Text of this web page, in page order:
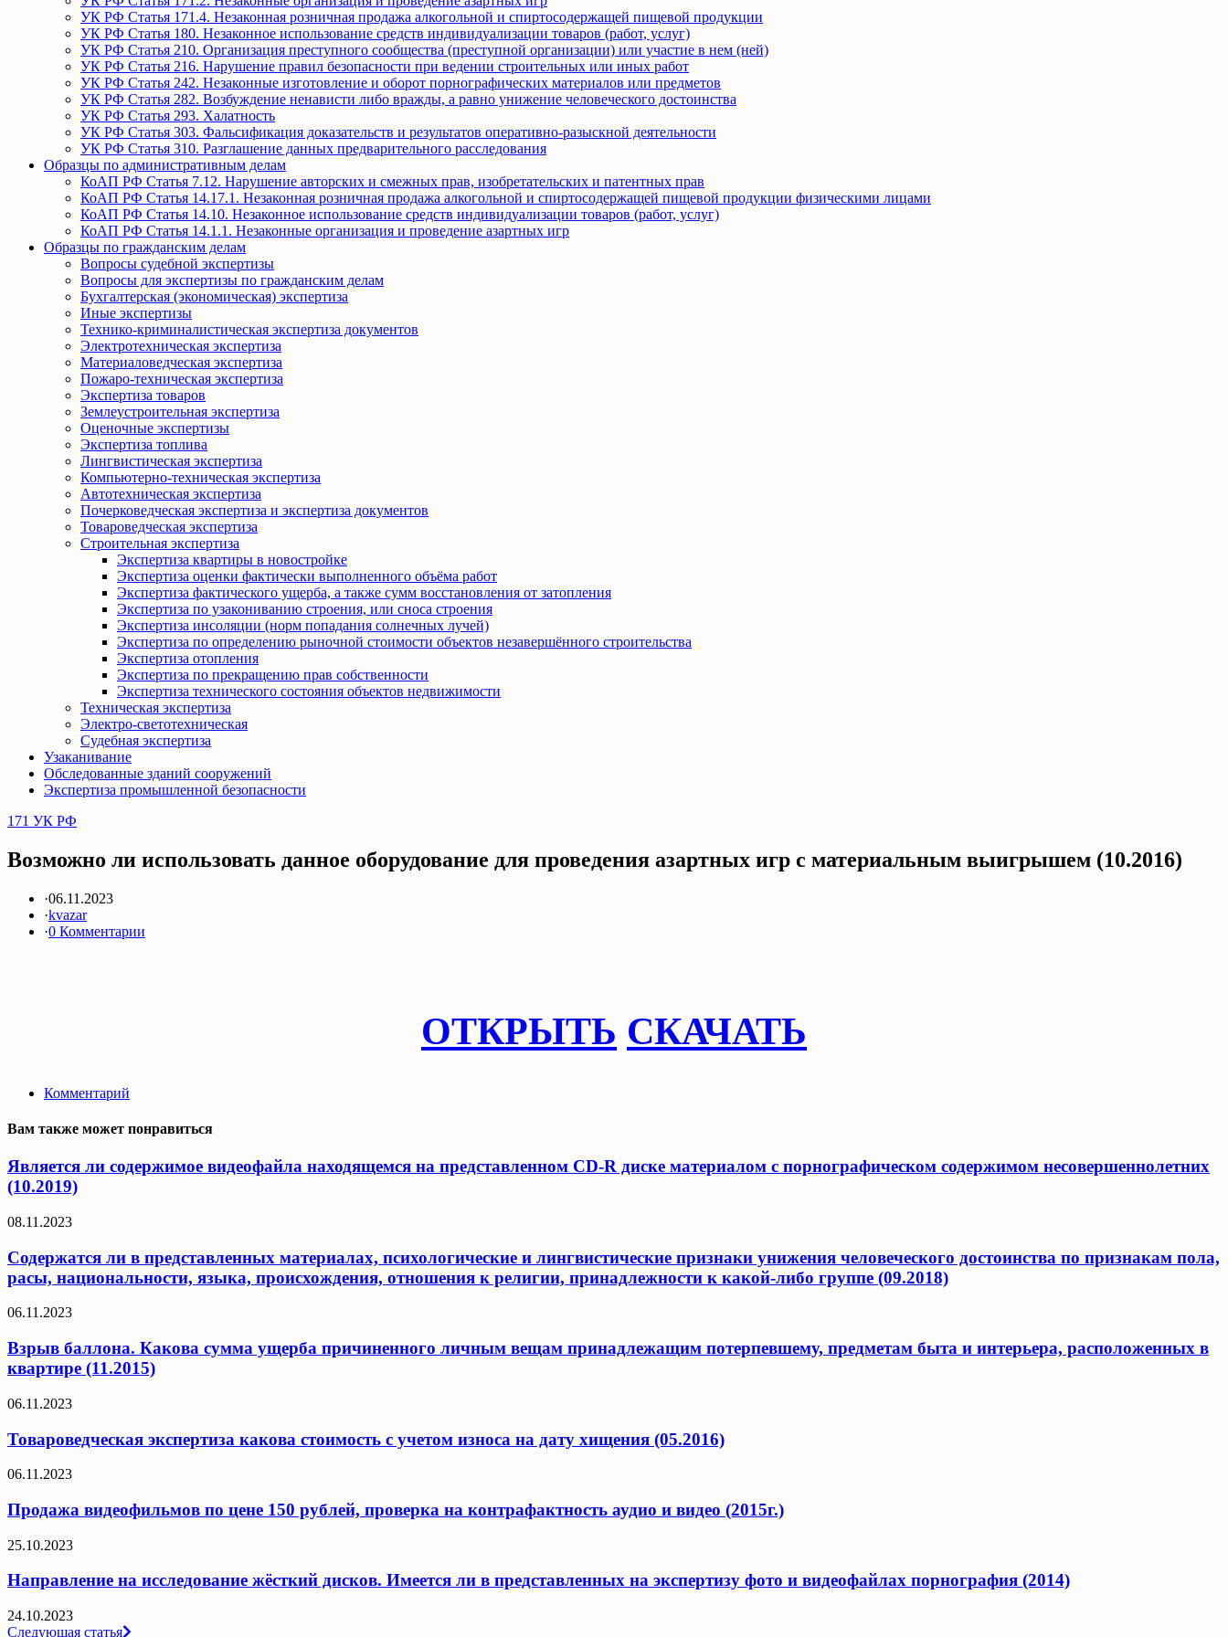
УК РФ Статья 171.4. Незаконная розничная продажа алкогольной и спиртосодержащей пищевой продукции
УК РФ Статья 180. Незаконное использование средств индивидуализации товаров (работ, услуг)
УК РФ Статья 210. Организация преступного сообщества (преступной организации) или участие в нем (ней)
УК РФ Статья 216. Нарушение правил безопасности при ведении строительных или иных работ
УК РФ Статья 242. Незаконные изготовление и оборот порнографических материалов или предметов
УК РФ Статья 282. Возбуждение ненависти либо вражды, а равно унижение человеческого достоинства
УК РФ Статья 293. Халатность
УК РФ Статья 303. Фальсификация доказательств и результатов оперативно-разыскной деятельности
УК РФ Статья 310. Разглашение данных предварительного расследования
Образцы по административным делам
КоАП РФ Статья 7.12. Нарушение авторских и смежных прав, изобретательских и патентных прав
КоАП РФ Статья 14.17.1. Незаконная розничная продажа алкогольной и спиртосодержащей пищевой продукции физическими лицами
КоАП РФ Статья 14.10. Незаконное использование средств индивидуализации товаров (работ, услуг)
КоАП РФ Статья 14.1.1. Незаконные организация и проведение азартных игр
Образцы по гражданским делам
Вопросы судебной экспертизы
Вопросы для экспертизы по гражданским делам
Бухгалтерская (экономическая) экспертиза
Иные экспертизы
Технико-криминалистическая экспертиза документов
Электротехническая экспертиза
Материаловедческая экспертиза
Пожаро-техническая экспертиза
Экспертиза товаров
Землеустроительная экспертиза
Оценочные экспертизы
Экспертиза топлива
Лингвистическая экспертиза
Компьютерно-техническая экспертиза
Автотехническая экспертиза
Почерковедческая экспертиза и экспертиза документов
Товароведческая экспертиза
Строительная экспертиза
Экспертиза квартиры в новостройке
Экспертиза оценки фактически выполненного объёма работ
Экспертиза фактического ущерба, а также сумм восстановления от затопления
Экспертиза по узакониванию строения, или сноса строения
Экспертиза инсоляции (норм попадания солнечных лучей)
Экспертиза по определению рыночной стоимости объектов незавершённого строительства
Экспертиза отопления
Экспертиза по прекращению прав собственности
Экспертиза технического состояния объектов недвижимости
Техническая экспертиза
Электро-светотехническая
Судебная экспертиза
Узаканивание
Обследованные зданий сооружений
Экспертиза промышленной безопасности
171 УК РФ
Возможно ли использовать данное оборудование для проведения азартных игр с материальным выигрышем (10.2016)
·06.11.2023
·kvazar
·0 Комментарии
ОТКРЫТЬ СКАЧАТЬ
Комментарий
Вам также может понравиться
Является ли содержимое видеофайла находящемся на представленном CD-R диске материалом с порнографическом содержимом несовершеннолетних
(10.2019)
08.11.2023
Содержатся ли в представленных материалах, психологические и лингвистические признаки унижения человеческого достоинства по признакам пола,
расы, национальности, языка, происхождения, отношения к религии, принадлежности к какой-либо группе (09.2018)
06.11.2023
Взрыв баллона. Какова сумма ущерба причиненного личным вещам принадлежащим потерпевшему, предметам быта и интерьера, расположенных в
квартире (11.2015)
06.11.2023
Товароведческая экспертиза какова стоимость с учетом износа на дату хищения (05.2016)
06.11.2023
Продажа видеофильмов по цене 150 рублей, проверка на контрафактность аудио и видео (2015г.)
25.10.2023
Направление на исследование жёсткий дисков. Имеется ли в представленных на экспертизу фото и видеофайлах порнография (2014)
24.10.2023
Следующая статья